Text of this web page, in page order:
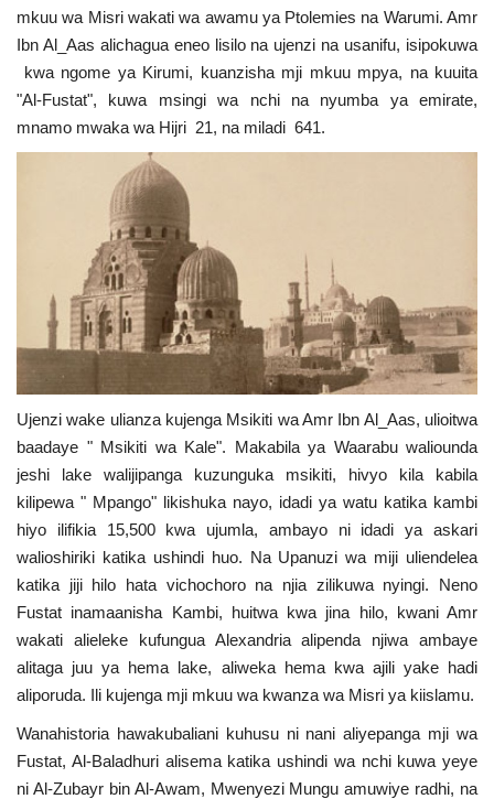
Video
Maonyesho
Wadhamini
Swahili
Arabic
mkuu wa Misri wakati wa awamu ya Ptolemies na Warumi. Amr
Ibn Al_Aas alichagua eneo lisilo na ujenzi na usanifu, isipokuwa
kwa ngome ya Kirumi, kuanzisha mji mkuu mpya, na kuuita
"Al-Fustat", kuwa msingi wa nchi na nyumba ya emirate,
mnamo mwaka wa Hijri 21, na miladi 641.
Ujenzi wake ulianza kujenga Msikiti wa Amr Ibn Al_Aas, ulioitwa
baadaye " Msikiti wa Kale". Makabila ya Waarabu waliounda
jeshi lake walijipanga kuzunguka msikiti, hivyo kila kabila
kilipewa " Mpango" likishuka nayo, idadi ya watu katika kambi
hiyo ilifikia 15,500 kwa ujumla, ambayo ni idadi ya askari
walioshiriki katika ushindi huo. Na Upanuzi wa miji uliendelea
katika jiji hilo hata vichochoro na njia zilikuwa nyingi. Neno
Fustat inamaanisha Kambi, huitwa kwa jina hilo, kwani Amr
wakati alieleke kufungua Alexandria alipenda njiwa ambaye
alitaga juu ya hema lake, aliweka hema kwa ajili yake hadi
aliporuda. Ili kujenga mji mkuu wa kwanza wa Misri ya kiislamu.
Wanahistoria hawakubaliani kuhusu ni nani aliyepanga mji wa
Fustat, Al-Baladhuri alisema katika ushindi wa nchi kuwa yeye
ni Al-Zubayr bin Al-Awam, Mwenyezi Mungu amuwiye radhi, na